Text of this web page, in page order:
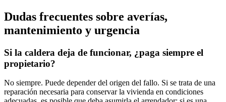
Dudas frecuentes sobre averías,
mantenimiento y urgencia
Si la caldera deja de funcionar, ¿paga siempre el
propietario?
No siempre. Puede depender del origen del fallo. Si se trata de una
reparación necesaria para conservar la vivienda en condiciones